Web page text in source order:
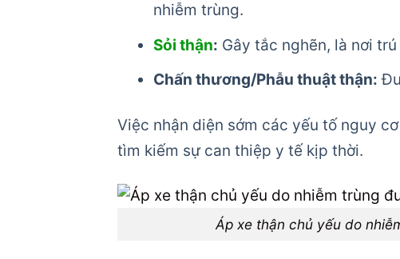
nhiễm trùng.
Sỏi thận: Gây tắc nghẽn, là nơi
Chấn thương/Phẫu thuật thận:
Việc nhận diện sớm các yếu tố nguy
tìm kiếm sự can thiệp y tế kịp thời.
Áp xe thận chủ yếu do